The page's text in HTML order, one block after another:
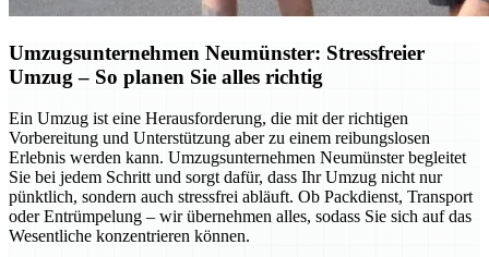
Umzugsunternehmen Neumünster: Stressfreier
Umzug – So planen Sie alles richtig
Ein Umzug ist eine Herausforderung, die mit der richtigen
Vorbereitung und Unterstützung aber zu einem reibungslosen
Erlebnis werden kann. Umzugsunternehmen Neumünster begleitet
Sie bei jedem Schritt und sorgt dafür, dass Ihr Umzug nicht nur
pünktlich, sondern auch stressfrei abläuft. Ob Packdienst, Transport
oder Entrümpelung – wir übernehmen alles, sodass Sie sich auf das
Wesentliche konzentrieren können.